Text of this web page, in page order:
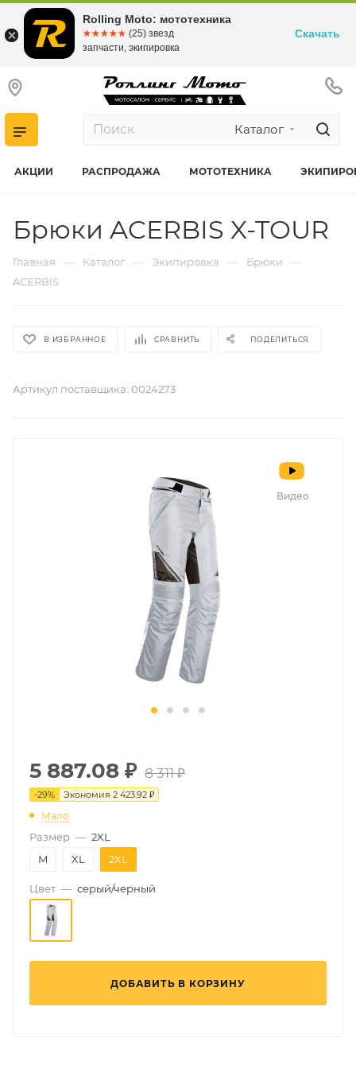
Каталог
АКЦИИ РАСПРОДАЖА МОТОТЕХНИКА
Брюки ACERBIS X-TOUR
Главная — Каталог — Экипировка — Брюки —
ACERBIS
В ИЗБРАННОЕ СРАВНИТЬ ПОДЕЛИТЬСЯ
Артикул поставщика: 0024273
Видео
5 887.08 ₽ 8 311 ₽
-29% Экономия 2 423.92 ₽
Мало
Размер — 2XL
M
XL 2XL
Цвет — серый/черный
ДОБАВИТЬ В КОРЗИНУ
Rolling Moto: мототехника
☆☆☆☆☆
★★★★★ (25) звезд
запчасти, экипировка
Скачать